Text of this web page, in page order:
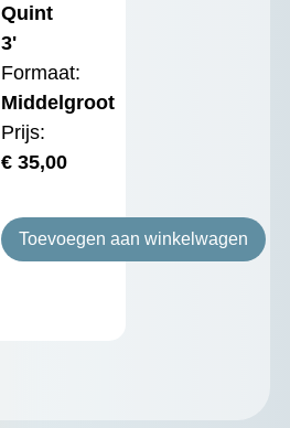
Quint
3'
Formaat:
Middelgroot
Prijs:
€35,00
Toevoegen aan winkelwagen